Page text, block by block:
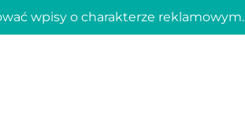
wpisy o charakterze reklamowym.